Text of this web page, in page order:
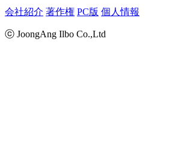
会社紹介 著作権 PC版 個人情報
ⓒ JoongAng Ilbo Co.,Ltd